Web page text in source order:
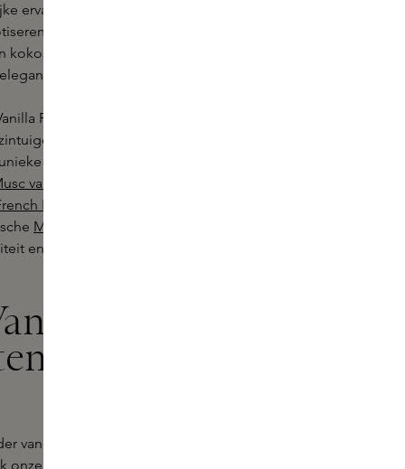
ervaring te bieden die je
zoetheid van vanille uit
creëert deze geurlijn een
Powder geurlijn van Matiere
op een geheel nieuw
geuren van Matiere Premiere,
van Matiere Premiere
Flower
Matiere Premiere Crystal
en creativiteit van het Franse
kopen bij
van Matiere Premiere te
onze boutiques voor een